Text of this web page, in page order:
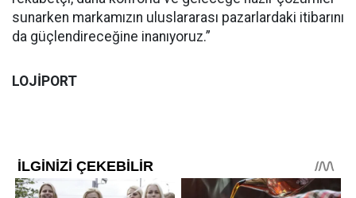
sunarken markamızın uluslararası pazarlardaki itibarını
da güçlendireceğine inanıyoruz.”
LOJİPORT